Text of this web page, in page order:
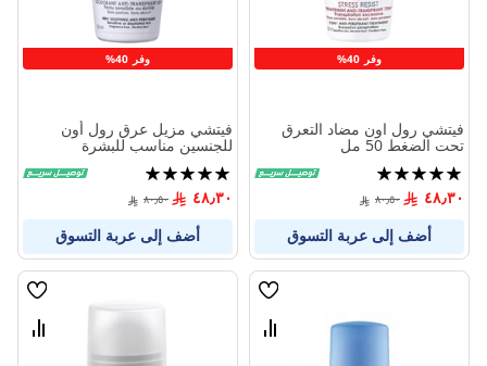
وفر 40%
فيتشي رول اون مضاد التعرق
تحت الضغط 50 مل
تقييم:
100%
٤٨٫٣٠ ٨٠٫٥٠
أضف إلى عربة التسوق
وفر 40%
فيتشي مزيل عرق رول أون
للجنسين مناسب للبشرة
الحساسة 50 مل
تقييم:
100%
٤٨٫٣٠ ٨٠٫٥٠
أضف إلى عربة التسوق
قائمة
قارن
قائمة
قارن